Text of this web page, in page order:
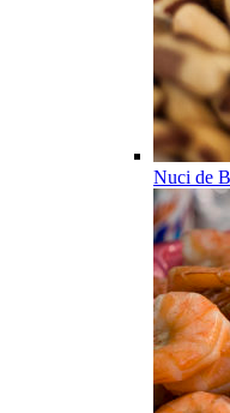
Nuci de